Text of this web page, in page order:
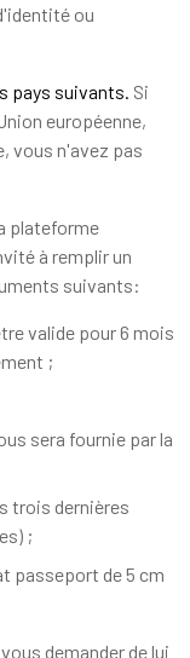
ou
pays suivants. Si
européenne,
vous n'avez pas
plateforme
à remplir un
suivants:
valide pour 6 mois
;
sera fournie par la
trois dernières
;
passeport de 5 cm
demander de lui